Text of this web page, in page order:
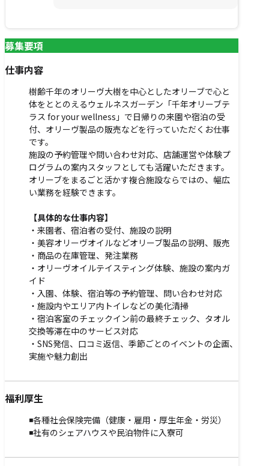
募集要項
仕事内容
樹齢千年のオリーヴ大樹を中心としたオリーブで心と
体をととのえるウェルネスガーデン「千年オリーブテ
ラス for your wellness」で日帰りの来園や宿泊の受
付、オリーヴ製品の販売などを行っていただくお仕事
です。
施設の予約管理や問い合わせ対応、店舗運営や体験プ
ログラムの案内スタッフとしても活躍いただきます。
オリーブをまるごと活かす複合施設ならではの、幅広
い業務を経験できます。
【具体的な仕事内容】
・来園者、宿泊者の受付、施設の説明
・美容オリーヴオイルなどオリーブ製品の説明、販売
・商品の在庫管理、発注業務
・オリーヴオイルテイスティング体験、施設の案内ガ
イド
・入園、体験、宿泊等の予約管理、問い合わせ対応
・施設内やエリア内トイレなどの美化清掃
・宿泊客室のチェックイン前の最終チェック、タオル
交換等滞在中のサービス対応
・SNS発信、口コミ返信、季節ごとのイベントの企画、
実施や魅力創出
福利厚生
◾️各種社会保険完備（健康・雇用・厚生年金・労災）
◾️社有のシェアハウスや民泊物件に入寮可